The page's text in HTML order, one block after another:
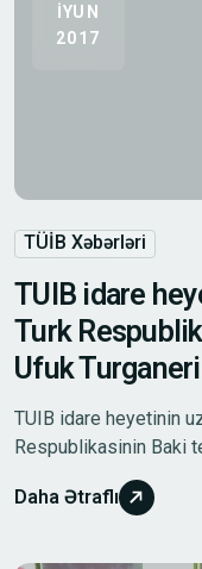
IYUN
2017
TÜİB Xəbərləri
TUIB idare
Turk
Ufuk
TUIB idare heyetinin
Respublikasinin Baki
Daha Ətraflı